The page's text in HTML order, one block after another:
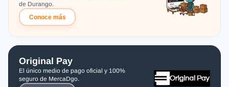
de Durango.
Conoce más
Original Pay
El único medio de pago oficial y 100%
seguro de MercaDgo.